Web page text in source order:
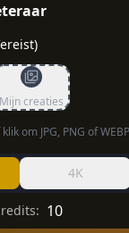
Mijn creaties
om JPG, PNG of
4K
: 10